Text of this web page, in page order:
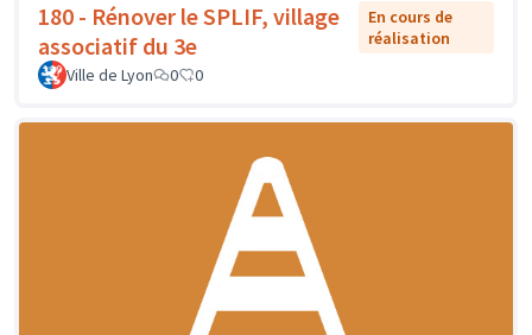
180 - Rénover le SPLIF, village
associatif du 3e
En cours de
réalisation
Ville de Lyon
0 0